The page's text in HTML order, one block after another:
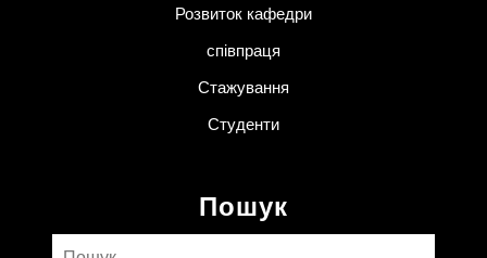
Розвиток кафедри
співпраця
Стажування
Студенти
Пошук
Пошук: